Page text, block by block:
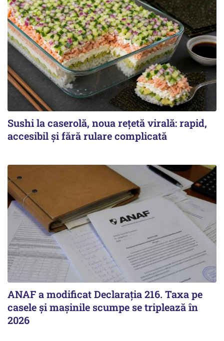
Sushi la caserolă, noua rețetă virală: rapid,
accesibil și fără rulare complicată
ANAF a modificat Declarația 216. Taxa pe
casele și mașinile scumpe se triplează în
2026